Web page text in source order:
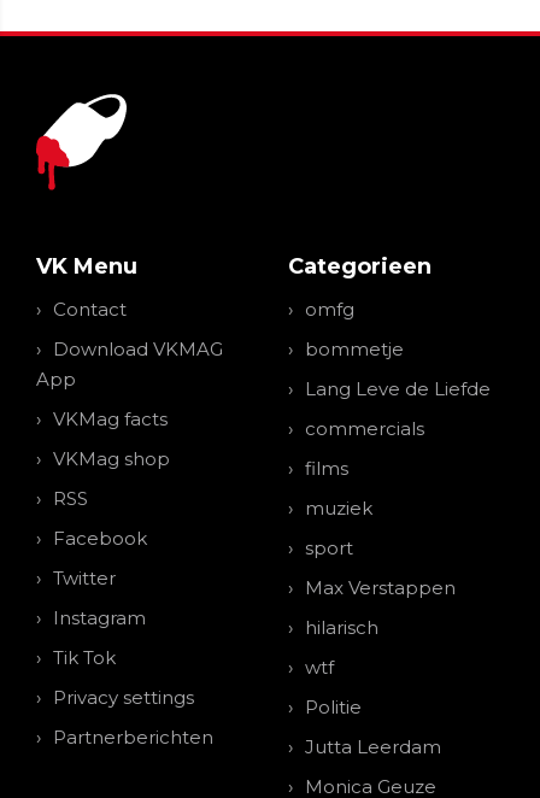
VK Menu
Contact
Download VKMAG
App
VKMag facts
VKMag shop
RSS
Facebook
Twitter
Instagram
Tik Tok
Privacy settings
Partnerberichten
Categorieen
omfg
bommetje
Lang Leve de Liefde
commercials
films
muziek
sport
Max Verstappen
hilarisch
wtf
Politie
Jutta Leerdam
Monica Geuze